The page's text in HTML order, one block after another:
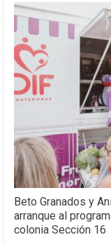
Beto Granados y
arranque al
colonia Sección 16